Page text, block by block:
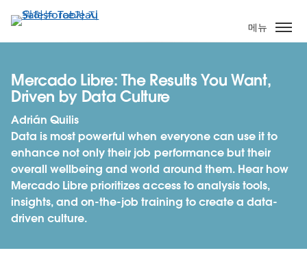
요
콘
너
기
메뉴
Mercado Libre: The Results You Want,
Driven by Data Culture
Adrián Quilis
Data is most powerful when everyone can use it to
enhance not only their job performance but their
overall wellbeing and world around them. Hear how
Mercado Libre prioritizes access to analysis tools,
insights, and on-the-job training to create a data-
driven culture.